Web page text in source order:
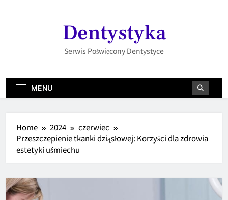
Dentystyka
Serwis Poświęcony Dentystyce
MENU
Home 2024
czerwiec
Przeszczepienie tkanki dziąsłowej: Korzyści dla zdrowia
estetyki uśmiechu